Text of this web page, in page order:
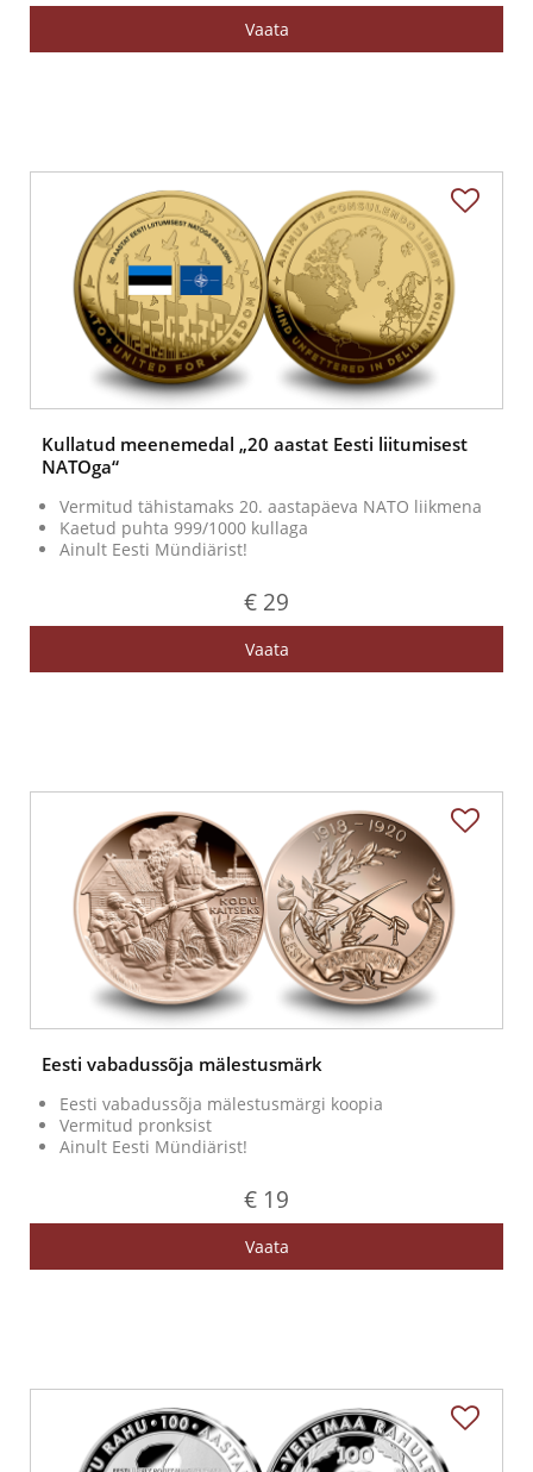
Vaata
Kullatud meenemedal „20 aastat Eesti liitumisest
NATOga“
Vermitud tähistamaks 20. aastapäeva NATO liikmena
Kaetud puhta 999/1000 kullaga
Ainult Eesti Mündiärist!
€ 29
Vaata
Eesti vabadussõja mälestusmärk
Eesti vabadussõja mälestusmärgi koopia
Vermitud pronksist
Ainult Eesti Mündiärist!
€ 19
Vaata